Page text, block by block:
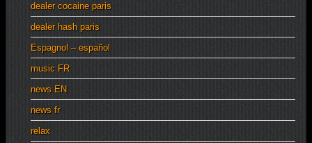
dealer cocaine paris
dealer hash paris
Espagnol – español
music FR
news EN
news fr
relax